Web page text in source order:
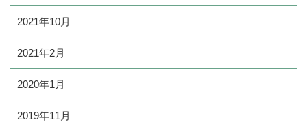
2021年10月
2021年2月
2020年1月
2019年11月